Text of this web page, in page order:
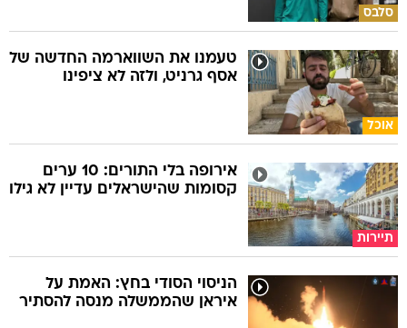
סלבס
אוכל
טעמנו את השווארמה החדשה של
אסף גרניט, ולזה לא ציפינו
תיירות
אירופה בלי התורים: 10 ערים
קסומות שהישראלים עדיין לא גילו
הניסוי הסודי בחץ: האמת על
איראן שהממשלה מנסה להסתיר